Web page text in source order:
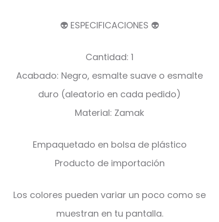
👽 ESPECIFICACIONES 👽
Cantidad: 1
Acabado: Negro, esmalte suave o esmalte
duro (aleatorio en cada pedido)
Material: Zamak
Empaquetado en bolsa de plástico
Producto de importación
Los colores pueden variar un poco como se
muestran en tu pantalla.